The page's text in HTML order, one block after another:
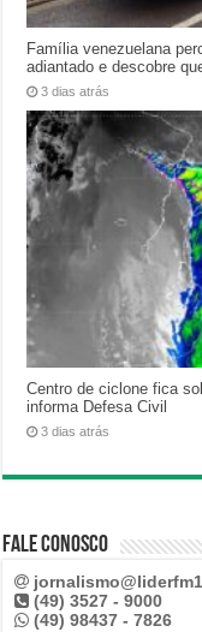
Família venezuelana
adiantado e descobre
3 dias atrás
Centro de ciclone fica
informa Defesa Civil
3 dias atrás
Fale Conosco
(49) 3527 - 9000
(49) 98437 - 7826